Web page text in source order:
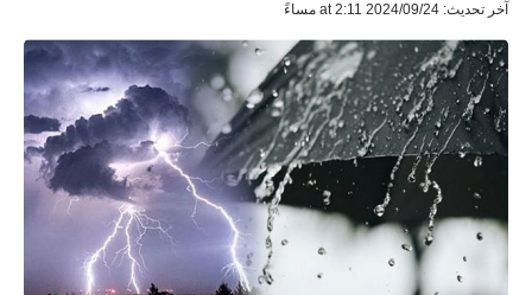
آخر تحديث: 2024/09/24 at 2:11 مساءً